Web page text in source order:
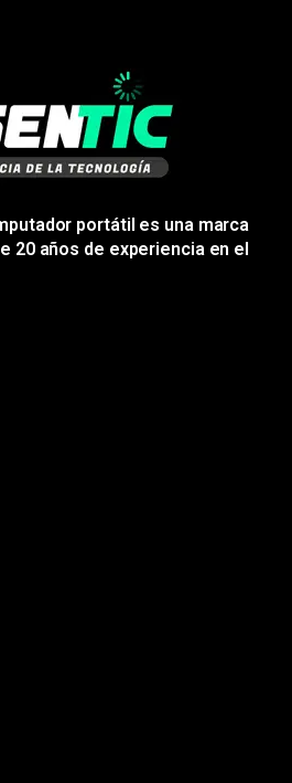
portátil es una marca
20 años de experiencia en el